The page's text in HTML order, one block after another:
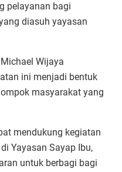
pelayanan bagi
diasuh yayasan
Wijaya
ini menjadi bentuk
masyarakat yang
mendukung kegiatan
Yayasan Sayap Ibu,
untuk berbagi bagi